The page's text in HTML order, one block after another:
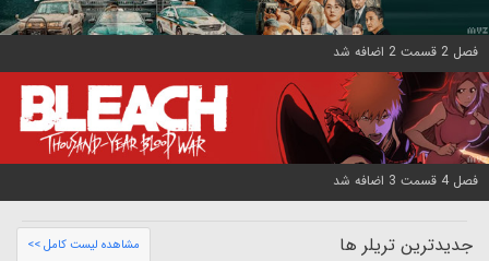
فصل 2 قسمت 2 اضافه شد
فصل 4 قسمت 3 اضافه شد
جدیدترین تریلر ها مشاهده لیست کامل >>